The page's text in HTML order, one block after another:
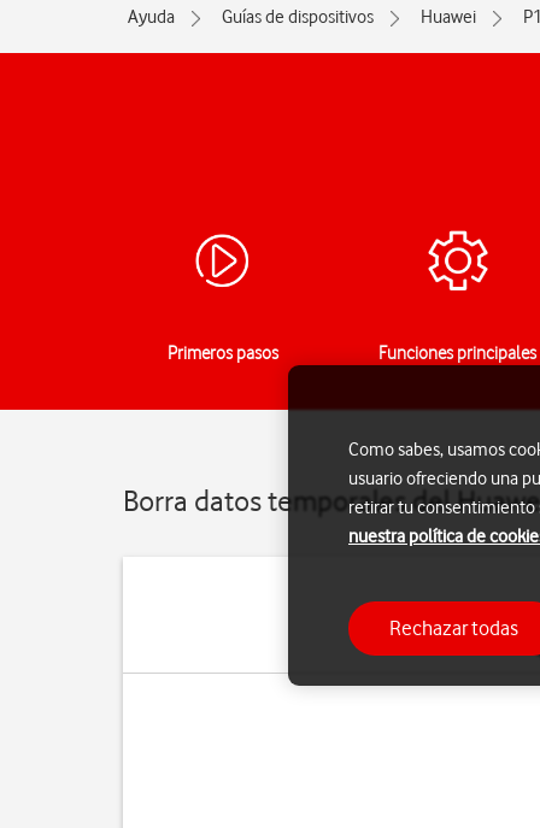
Ayuda Guías de dispositivos Huawei
Primeros pasos Funciones principales
Borra datos temporales del
Cuando utilizas apps
Como sabes, usamos
usuario ofreciendo una
retirar tu consentimiento
nuestra política de
Rechazar todas